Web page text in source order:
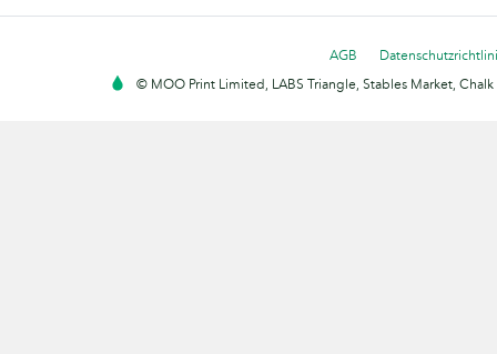
AGB
© MOO Print Limited, LABS Triangle, Stables Market,